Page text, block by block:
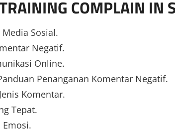
COMPLAIN IN
Sosial.
Negatif.
Online.
Penanganan Komentar Negatif.
Komentar.
Tepat.